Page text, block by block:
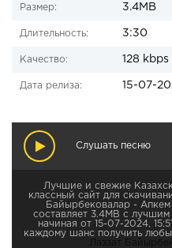
Размер: 3.4MB
Длительность: 3:30
Качество: 128 kbps
Дата релиза: 15-07-
Слушать песню
Лучшие и свежие
классный сайт для
Байырбековалар -
составляет 3.4MB с
начиная от 15-07-2024,
каждому шанс получить
Лаззат